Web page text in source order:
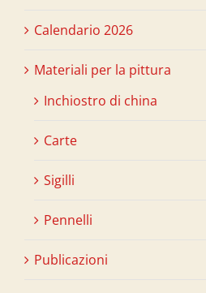
Calendario 2026
Materiali per la pittura
Inchiostro di china
Carte
Sigilli
Pennelli
Publicazioni